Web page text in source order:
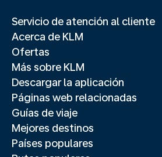
Servicio de atención al cliente
Acerca de KLM
Ofertas
Más sobre KLM
Descargar la aplicación
Páginas web relacionadas
Guías de viaje
Mejores destinos
Países populares